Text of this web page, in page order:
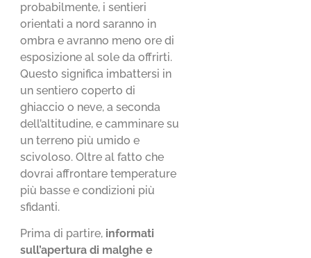
probabilmente, i sentieri
orientati a nord saranno in
ombra e avranno meno ore di
esposizione al sole da offrirti.
Questo significa imbattersi in
un sentiero coperto di
ghiaccio o neve, a seconda
dell’altitudine, e camminare su
un terreno più umido e
scivoloso. Oltre al fatto che
dovrai affrontare temperature
più basse e condizioni più
sfidanti.
Prima di partire, informati
sull’apertura di malghe e